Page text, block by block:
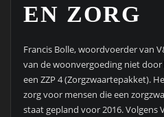
EN ZORG
Francis Bolle, woordvoerder van
van de woonvergoeding niet
een ZZP 4 (Zorgzwaartepakket).
zorg voor mensen die een
staat gepland voor 2016. Volgens